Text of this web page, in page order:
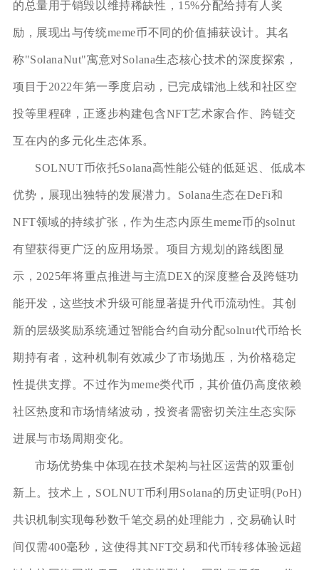
的总量用于销毁以维持稀缺性，15%分配给持有人奖
励，展现出与传统meme币不同的价值捕获设计。其名
称"SolanaNut"寓意对Solana生态核心技术的深度探索，
项目于2022年第一季度启动，已完成镭池上线和社区空
投等里程碑，正逐步构建包含NFT艺术家合作、跨链交
互在内的多元化生态体系。
SOLNUT币依托Solana高性能公链的低延迟、低成本
优势，展现出独特的发展潜力。Solana生态在DeFi和
NFT领域的持续扩张，作为生态内原生meme币的solnut
有望获得更广泛的应用场景。项目方规划的路线图显
示，2025年将重点推进与主流DEX的深度整合及跨链功
能开发，这些技术升级可能显著提升代币流动性。其创
新的层级奖励系统通过智能合约自动分配solnut代币给长
期持有者，这种机制有效减少了市场抛压，为价格稳定
性提供支撑。不过作为meme类代币，其价值仍高度依赖
社区热度和市场情绪波动，投资者需密切关注生态实际
进展与市场周期变化。
市场优势集中体现在技术架构与社区运营的双重创
新上。技术上，SOLNUT币利用Solana的历史证明(PoH)
共识机制实现每秒数千笔交易的处理能力，交易确认时
间仅需400毫秒，这使得其NFT交易和代币转移体验远超